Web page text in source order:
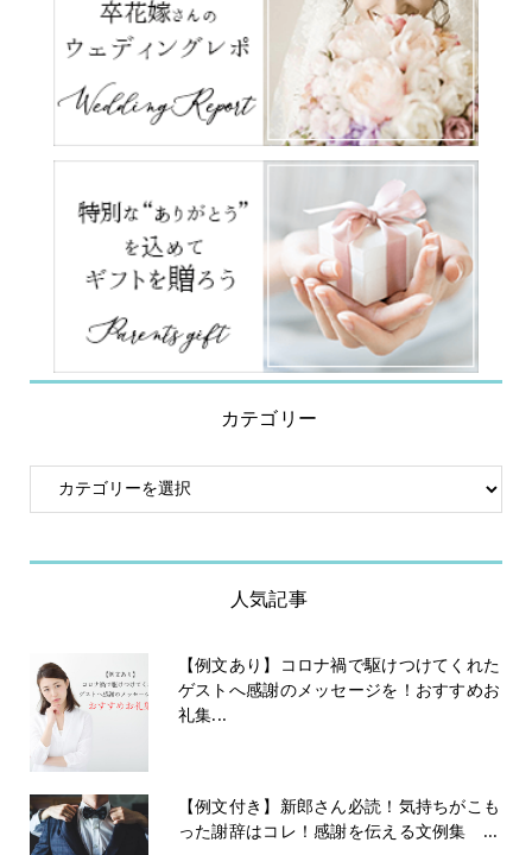
カテゴリー
人気記事
【例文あり】コロナ禍で駆けつけてくれた
ゲストへ感謝のメッセージを！おすすめお
礼集...
【例文付き】新郎さん必読！気持ちがこも
った謝辞はコレ！感謝を伝える文例集 ...